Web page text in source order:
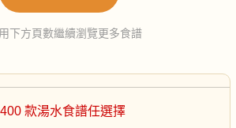
下方頁數繼續瀏覽更多食譜
款湯水食譜任選擇